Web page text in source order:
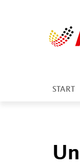
START